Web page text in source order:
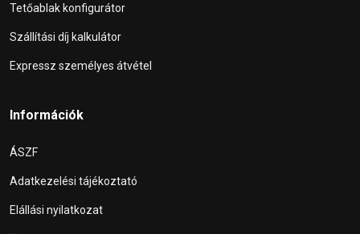
Tetőablak konfigurátor
Szállítási díj kalkulátor
Expressz személyes átvétel
Információk
ÁSZF
Adatkezelési tájékoztató
Elállási nyilatkozat